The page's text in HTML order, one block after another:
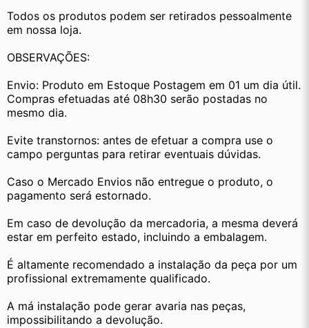
Todos os produtos podem ser retirados pessoalmente
em nossa loja.
OBSERVAÇÕES:
Envio: Produto em Estoque Postagem em 01 um dia útil.
Compras efetuadas até 08h30 serão postadas no
mesmo dia.
Evite transtornos: antes de efetuar a compra use o
campo perguntas para retirar eventuais dúvidas.
Caso o Mercado Envios não entregue o produto, o
pagamento será estornado.
Em caso de devolução da mercadoria, a mesma deverá
estar em perfeito estado, incluindo a embalagem.
É altamente recomendado a instalação da peça por um
profissional extremamente qualificado.
A má instalação pode gerar avaria nas peças,
impossibilitando a devolução.